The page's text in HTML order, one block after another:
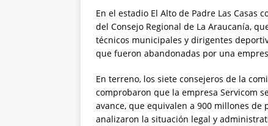
En el estadio El Alto de Padre Las Casas
del Consejo Regional de La Araucanía,
técnicos municipales y dirigentes
que fueron abandonadas por una
En terreno, los siete consejeros de la
comprobaron que la empresa Servicom
avance, que equivalen a 900 millones de
analizaron la situación legal y